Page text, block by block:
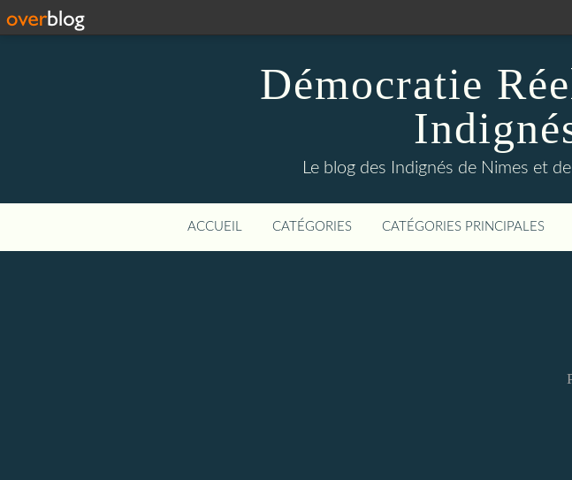
Démocratie
Le blog des Indignés de Nimes et
ACCUEIL CATÉGORIES CATÉGORIES PRINCIPALES